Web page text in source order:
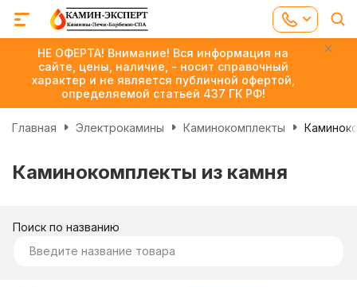
НЕ ОФЕРТА! Внимание! Вся информация на
сайте, цены, наличие, - носит справочный
характер и не является публичной офертой,
определяемой статьей 437 ГК РФ!
Главная Электрокамины Каминокомплекты
Каминокомплекты из камня
Поиск по названию